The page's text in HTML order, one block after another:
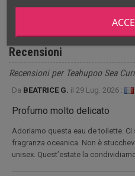
Recensioni
Recensioni per Teahupoo Sea
Da BEATRICE G. il 29 Lug. 2026 :
Profumo molto delicato
Adoriamo questa eau de toilette.
fragranza oceanica. Non è
unisex. Quest’estate la